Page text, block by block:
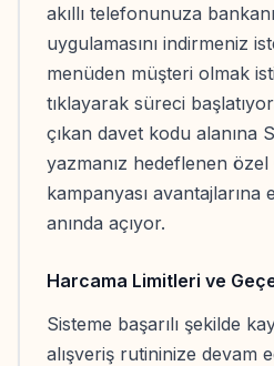
akıllı telefonunuza
uygulamasını indirmeniz
menüden müşteri olmak
tıklayarak süreci
çıkan davet kodu alanına
yazmanız hedeflenen
kampanyası avantajlarına
anında açıyor.
Harcama Limitleri ve
Sisteme başarılı şekilde
alışveriş rutininize devam